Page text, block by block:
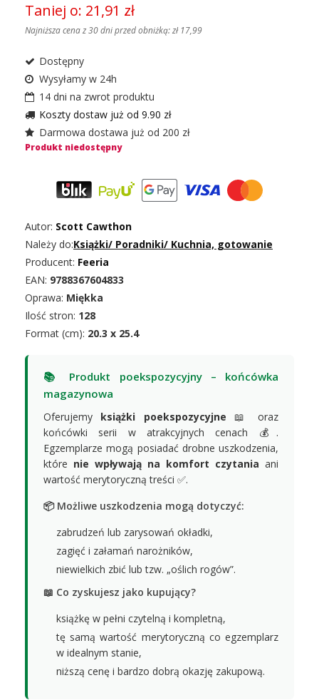
Autor: Scott Cawthon
Należy do:Książki/ Poradniki/ Kuchnia, gotowanie
Producent: Feeria
EAN: 9788367604833
Oprawa: Miękka
Ilość stron: 128
Format (cm): 20.3 x 25.4
📚 Produkt poekspozycyjny – końcówka
magazynowa
Oferujemy książki poekspozycyjne 📖 oraz
końcówki serii w atrakcyjnych cenach 💰.
Egzemplarze mogą posiadać drobne uszkodzenia,
które nie wpływają na komfort czytania ani
wartość merytoryczną treści ✅.
📦 Możliwe uszkodzenia mogą dotyczyć:
zabrudzeń lub zarysowań okładki,
zagięć i załamań narożników,
niewielkich zbić lub tzw. „oślich rogów”.
📖 Co zyskujesz jako kupujący?
książkę w pełni czytelną i kompletną,
tę samą wartość merytoryczną co egzemplarz
w idealnym stanie,
niższą cenę i bardzo dobrą okazję zakupową.
Taniej o: 21,91 zł
Najniższa cena z 30 dni przed obniżką:zł 17,99
Dostępny
Wysyłamy w 24h
14 dni na zwrot produktu
Koszty dostaw już od 9.90 zł
Darmowa dostawa już od 200 zł
Produkt niedostępny